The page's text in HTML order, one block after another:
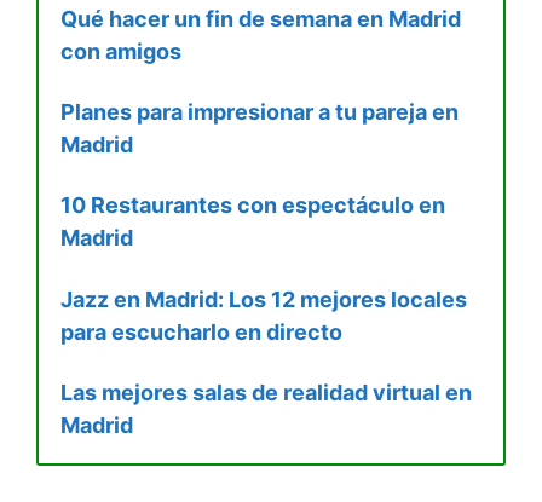
Qué hacer un fin de semana en Madrid
con amigos
Planes para impresionar a tu pareja en
Madrid
10 Restaurantes con espectáculo en
Madrid
Jazz en Madrid: Los 12 mejores locales
para escucharlo en directo
Las mejores salas de realidad virtual en
Madrid